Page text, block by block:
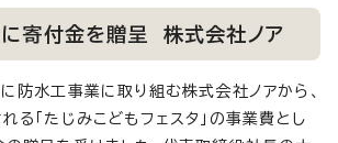
寄付金を贈呈 株式会社ノア
防水工事業に取り組む株式会社ノアから、
「たじみこどもフェスタ」の事業費とし